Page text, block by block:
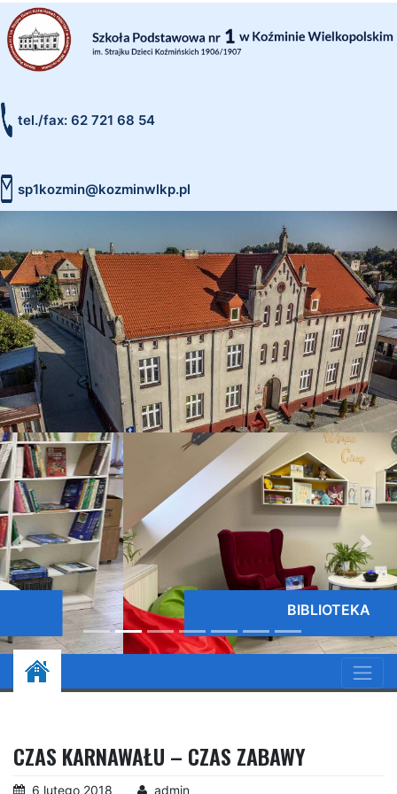
tel./fax: 62 721 68 54
sp1kozmin@kozminwlkp.pl
CZAS KARNAWAŁU – CZAS ZABAWY
6 lutego 2018 admin